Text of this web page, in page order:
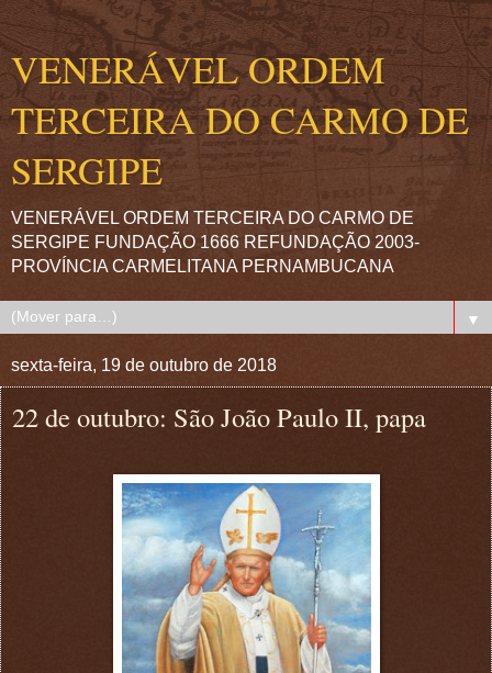
VENERÁVEL ORDEM
TERCEIRA DO CARMO DE
SERGIPE
VENERÁVEL ORDEM TERCEIRA DO CARMO DE
SERGIPE FUNDAÇÃO 1666 REFUNDAÇÃO 2003-
PROVÍNCIA CARMELITANA PERNAMBUCANA
▼
sexta-feira, 19 de outubro de 2018
22 de outubro: São João Paulo II, papa